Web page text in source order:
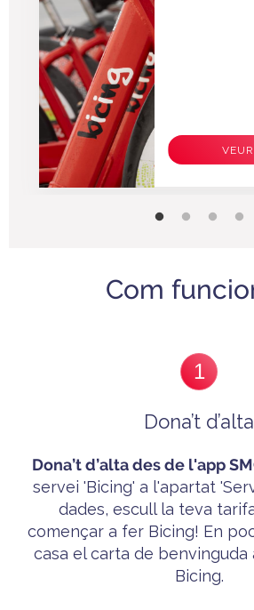
Com
1
Dona’t d’alta
Dona’td’alta des de l'app
servei 'Bicing' a l'apartat
dades, escull la teva
començar a fer Bicing! En
casa el carta de benvinguda
Bicing.